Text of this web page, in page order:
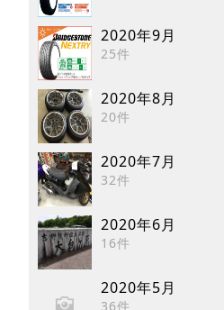
2020年9月
25件
2020年8月
20件
2020年7月
32件
2020年6月
16件
2020年5月
36件